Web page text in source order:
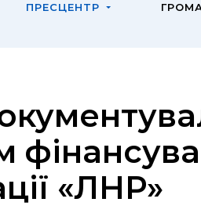
ПРЕСЦЕНТР
«ЛНР»